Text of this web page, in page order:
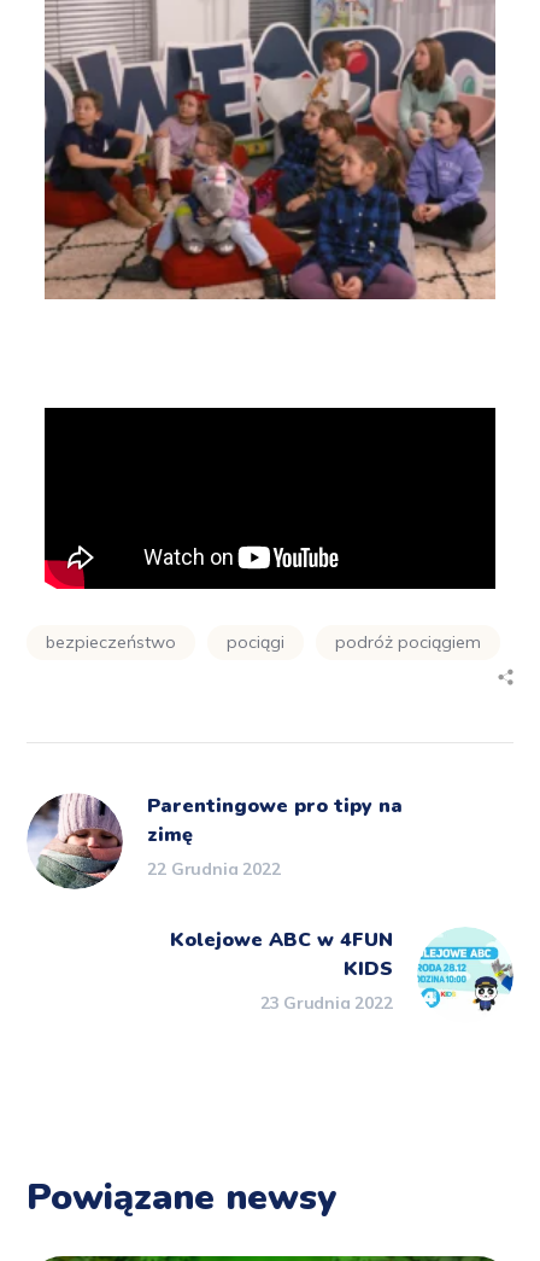
bezpieczeństwo pociągi podróż pociągiem
Parentingowe pro tipy na
zimę
22 Grudnia 2022
Kolejowe ABC w 4FUN
KIDS
23 Grudnia 2022
Powiązane newsy